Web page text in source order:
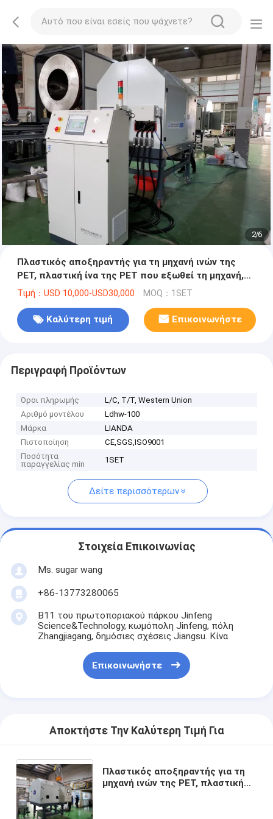
2/6
Πλαστικός αποξηραντής για τη μηχανή ινών της
PET, πλαστική ίνα της PET που εξωθεί τη μηχανή,
σκούπα της PET που κατασκευάζει τη μηχανή
Τιμή：USD 10,000-USD30,000 MOQ：1SET
Καλύτερη τιμή Επικοινωνήστε
Περιγραφή Προϊόντων
Όροι πληρωμής
L/C, T/T, Western Union
Αριθμό μοντέλου
Ldhw-100
Μάρκα
LIANDA
Πιστοποίηση
CE,SGS,ISO9001
Ποσότητα
παραγγελίας min
1SET
Δείτε περισσότερων
Στοιχεία Επικοινωνίας
Ms. sugar wang
+86-13773280065
B11 του πρωτοποριακού πάρκου Jinfeng
Science&Technology, κωμόπολη Jinfeng, πόλη
Zhangjiagang, δημόσιες σχέσεις Jiangsu. Κίνα
Επικοινωνήστε
Αποκτήστε Την Καλύτερη Τιμή Για
Πλαστικός αποξηραντής για τη
μηχανή ινών της PET, πλαστική